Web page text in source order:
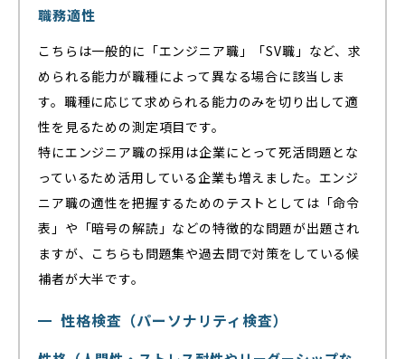
職務適性
こちらは一般的に「エンジニア職」「SV職」など、求
められる能力が職種によって異なる場合に該当しま
す。職種に応じて求められる能力のみを切り出して適
性を見るための測定項目です。
特にエンジニア職の採用は企業にとって死活問題とな
っているため活用している企業も増えました。エンジ
ニア職の適性を把握するためのテストとしては「命令
表」や「暗号の解読」などの特徴的な問題が出題され
ますが、こちらも問題集や過去問で対策をしている候
補者が大半です。
性格検査（パーソナリティ検査）